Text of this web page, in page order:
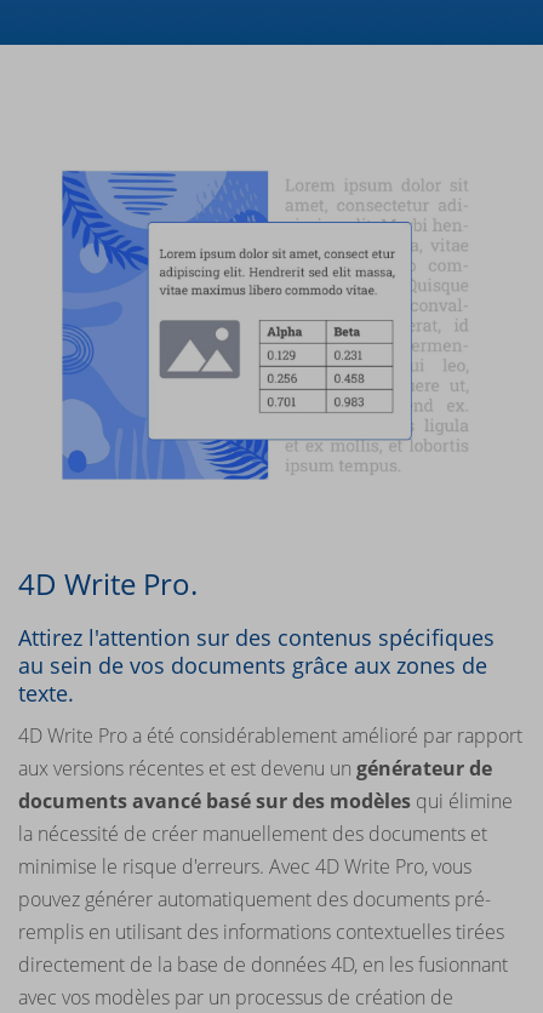
4D Write Pro.
Attirez l'attention sur des contenus spécifiques
au sein de vos documents grâce aux zones de
texte.
4D Write Pro a été considérablement amélioré par rapport
aux versions récentes et est devenu un générateur de
documents avancé basé sur des modèles qui élimine
la nécessité de créer manuellement des documents et
minimise le risque d'erreurs. Avec 4D Write Pro, vous
pouvez générer automatiquement des documents pré-
remplis en utilisant des informations contextuelles tirées
directement de la base de données 4D, en les fusionnant
avec vos modèles par un processus de création de